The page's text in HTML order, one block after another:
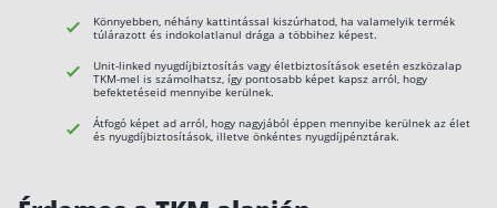
Könnyebben, néhány kattintással kiszúrhatod, ha valamelyik termék
túlárazott és indokolatlanul drága a többihez képest.
Unit-linked nyugdíjbiztosítás vagy életbiztosítások esetén eszközalap
TKM-mel is számolhatsz, így pontosabb képet kapsz arról, hogy
befektetéseid mennyibe kerülnek.
Átfogó képet ad arról, hogy nagyjából éppen mennyibe kerülnek az élet
és nyugdíjbiztosítások, illetve önkéntes nyugdíjpénztárak.